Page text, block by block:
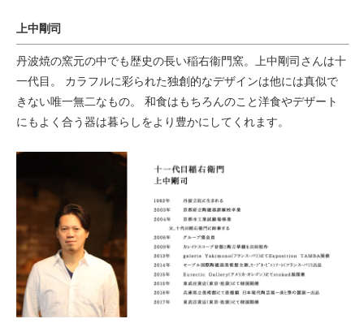
上中剛司
丹波焼の窯元の中でも歴史の長い稲右衞門窯。上中剛司さんは十
一代目。 カラフルに彩られた独創的なデザインは他には真似で
きない唯一無二なもの。 和食はもちろんのこと洋食やデザート
にもよく合う器は暮らしをより豊かにしてくれます。